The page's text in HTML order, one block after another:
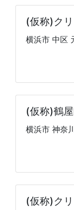
(仮称)ク
横浜市 中区
(仮称)鶴
横浜市 神奈
(仮称)ク